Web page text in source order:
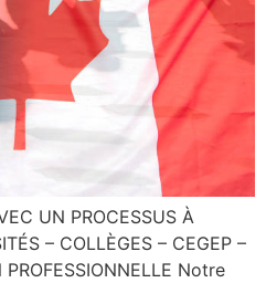
UN PROCESSUS À
– COLLÈGES – CEGEP –
PROFESSIONNELLE Notre